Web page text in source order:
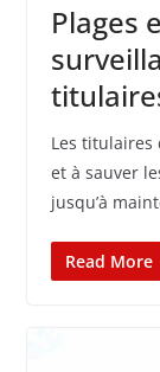
Plages
Les titulaires
et à sauver
jusqu’à
Read More